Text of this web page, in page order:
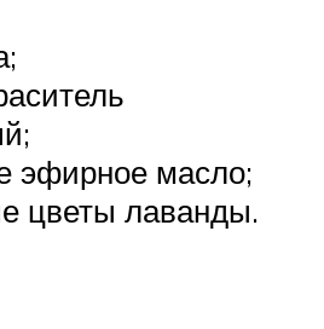
эфирное масло;
цветы лаванды.